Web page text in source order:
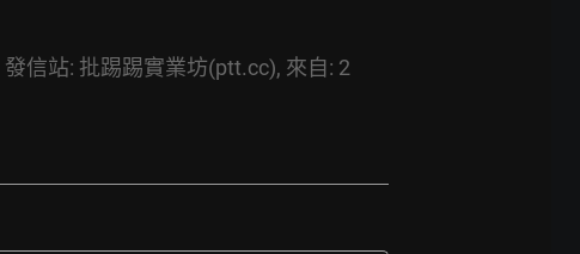
發信站: 批踢踢實業坊(ptt.cc), 來自: 2